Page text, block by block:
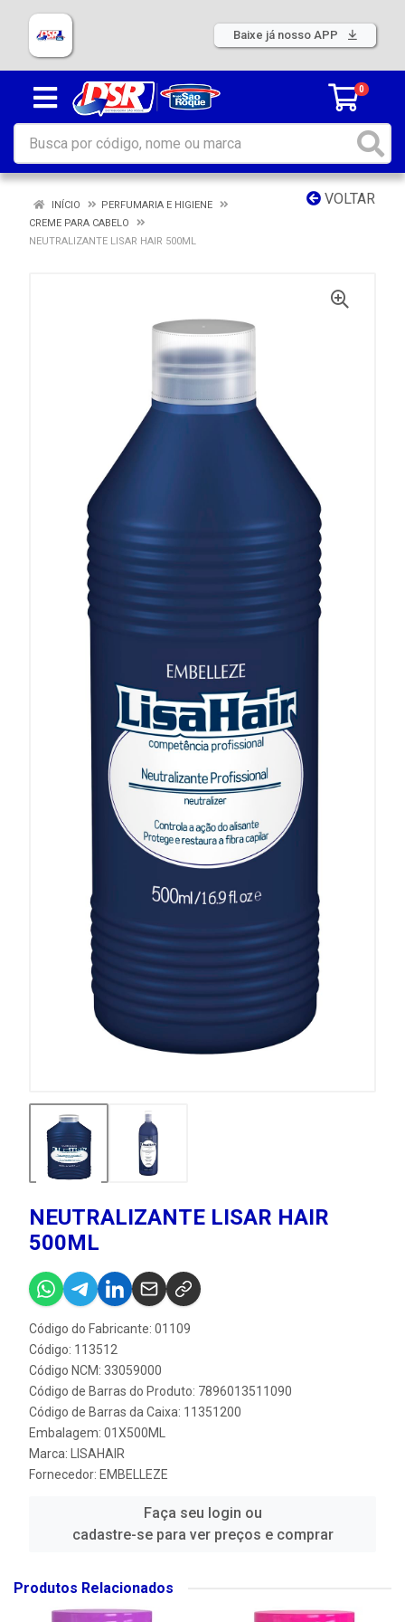
Baixe já nosso APP
0
VOLTAR
INÍCIO
PERFUMARIA E HIGIENE
CREME PARA CABELO
NEUTRALIZANTE LISAR HAIR 500ML
NEUTRALIZANTE LISAR HAIR
500ML
Código do Fabricante: 01109
Código: 113512
Código NCM: 33059000
Código de Barras do Produto: 7896013511090
Código de Barras da Caixa: 11351200
Embalagem: 01X500ML
Marca:
LISAHAIR
Fornecedor: EMBELLEZE
Faça seu login ou
cadastre-se para ver preços e comprar
Produtos Relacionados